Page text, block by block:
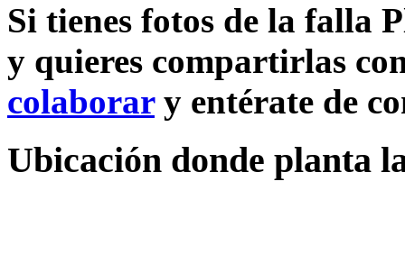
Si tienes fotos de la falla
y quieres compartirlas
colaborary entérate de
Ubicación donde planta